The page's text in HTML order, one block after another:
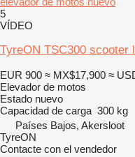
5
VÍDEO
TyreON TSC300 scooter
EUR 900 ≈ MX$17,900 ≈
Elevador de motos
Estado nuevo
Capacidad de carga 300 kg
Países Bajos, Akersloot
TyreON
Contacte con el vendedor